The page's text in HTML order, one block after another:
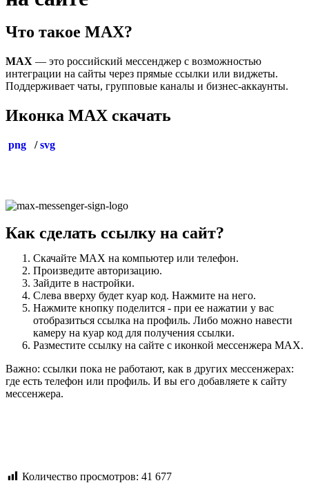
Что такое MAX?
MAX — это российский мессенджер с возможностью
интеграции на сайты через прямые ссылки или виджеты.
Поддерживает чаты, групповые каналы и бизнес-аккаунты.
Иконка MAX скачать
png /svg
Как сделать ссылку на сайт?
Скачайте MAX на компьютер или телефон.
Произведите авторизацию.
Зайдите в настройки.
Слева вверху будет куар код. Нажмите на него.
Нажмите кнопку поделится - при ее нажатии у вас
отобразиться ссылка на профиль. Либо можно навести
камеру на куар код для получения ссылки.
Разместите ссылку на сайте с иконкой мессенжера MAX.
Важно: ссылки пока не работают, как в других мессенжерах:
где есть телефон или профиль. И вы его добавляете к сайту
мессенжера.
Количество просмотров: 41 677